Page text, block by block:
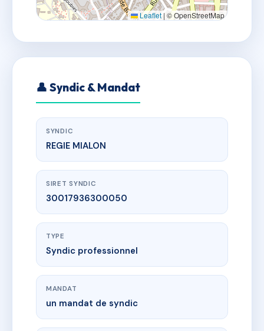
Leaflet | © OpenStreetMap
👤 Syndic & Mandat
SYNDIC
REGIE MIALON
SIRET SYNDIC
30017936300050
TYPE
Syndic professionnel
MANDAT
un mandat de syndic